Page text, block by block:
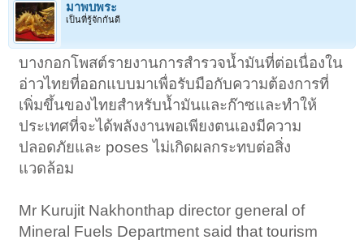
มาพบพระ
เป็นที่รู้จักกันดี
บางกอกโพสต์รายงานการสำรวจน้ำมันที่ต่อเนื่องใน
อ่าวไทยที่ออกแบบมาเพื่อรับมือกับความต้องการที่
เพิ่มขึ้นของไทยสำหรับน้ำมันและก๊าซและทำให้
ประเทศที่จะได้พลังงานพอเพียงตนเองมีความ
ปลอดภัยและ poses ไม่เกิดผลกระทบต่อสิ่ง
แวดล้อม
Mr Kurujit Nakhonthap director general of
Mineral Fuels Department said that tourism